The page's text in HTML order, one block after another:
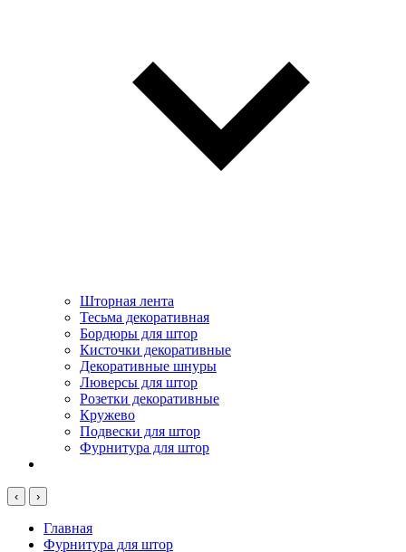
Шторная лента
Тесьма декоративная
Бордюры для штор
Кисточки декоративные
Декоративные шнуры
Люверсы для штор
Розетки декоративные
Кружево
Подвески для штор
Фурнитура для штор
‹ ›
Главная
Фурнитура для штор